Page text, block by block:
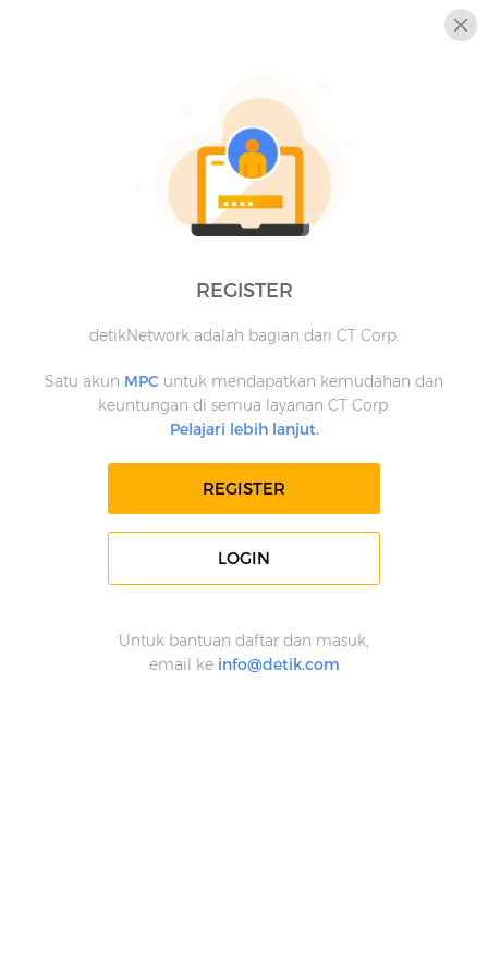
REGISTER
detikNetwork adalah bagian dari CT Corp.
Satu akun MPC untuk mendapatkan kemudahan dan
keuntungan di semua layanan CT Corp.
Pelajari lebih lanjut.
REGISTER
LOGIN
Untuk bantuan daftar dan masuk,
email ke info@detik.com